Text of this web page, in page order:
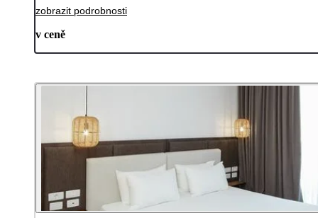
zobrazit podrobnosti
v ceně